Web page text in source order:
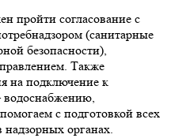
пройти согласование с
(санитарные
безопасности),
Также
на подключение к
с подготовкой всех
органах.